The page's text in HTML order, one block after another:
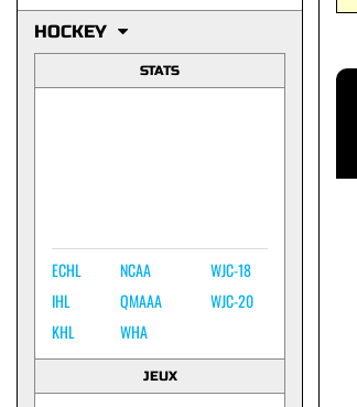
HOCKEY
STATS
ECHL
IHL
KHL
NCAA
QMAAA
WHA
WJC-18
WJC-20
JEUX